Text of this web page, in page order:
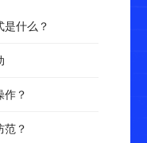
什么？
作？
范？